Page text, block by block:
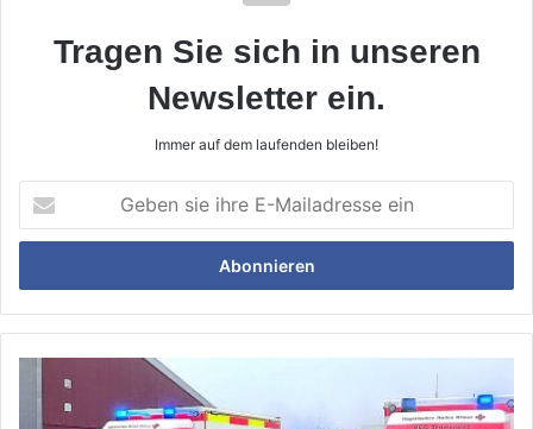
Tragen Sie sich in unseren
Newsletter ein.
Immer auf dem laufenden bleiben!
sie
ihre
Mailadresse
ein
Punkto